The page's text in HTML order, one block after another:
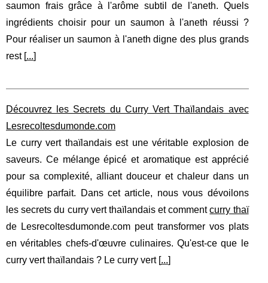
saumon frais grâce à l'arôme subtil de l'aneth. Quels
ingrédients choisir pour un saumon à l'aneth réussi ?
Pour réaliser un saumon à l'aneth digne des plus grands
rest [...]
Découvrez les Secrets du Curry Vert Thaïlandais avec
Lesrecoltesdumonde.com
Le curry vert thaïlandais est une véritable explosion de
saveurs. Ce mélange épicé et aromatique est apprécié
pour sa complexité, alliant douceur et chaleur dans un
équilibre parfait. Dans cet article, nous vous dévoilons
les secrets du curry vert thaïlandais et commentcurry thaï
de Lesrecoltesdumonde.com peut transformer vos plats
en véritables chefs-d'œuvre culinaires. Qu'est-ce que le
curry vert thaïlandais ? Le curry vert [...]